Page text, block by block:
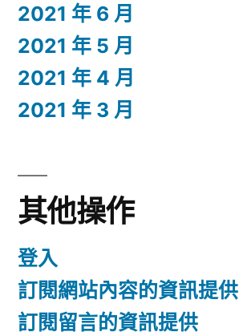
2021 年 6 月
2021 年 5 月
2021 年 4 月
2021 年 3 月
其他操作
登入
訂閱網站內容的資訊提供
訂閱留言的資訊提供